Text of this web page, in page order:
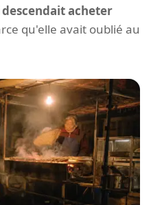
acheter
qu'elle avait oublié au